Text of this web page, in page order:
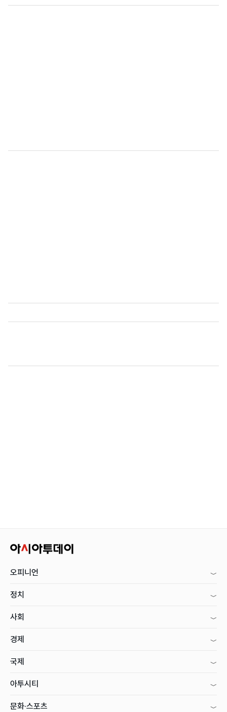
오피니언
정치
사회
경제
국제
아투시티
문화·스포츠